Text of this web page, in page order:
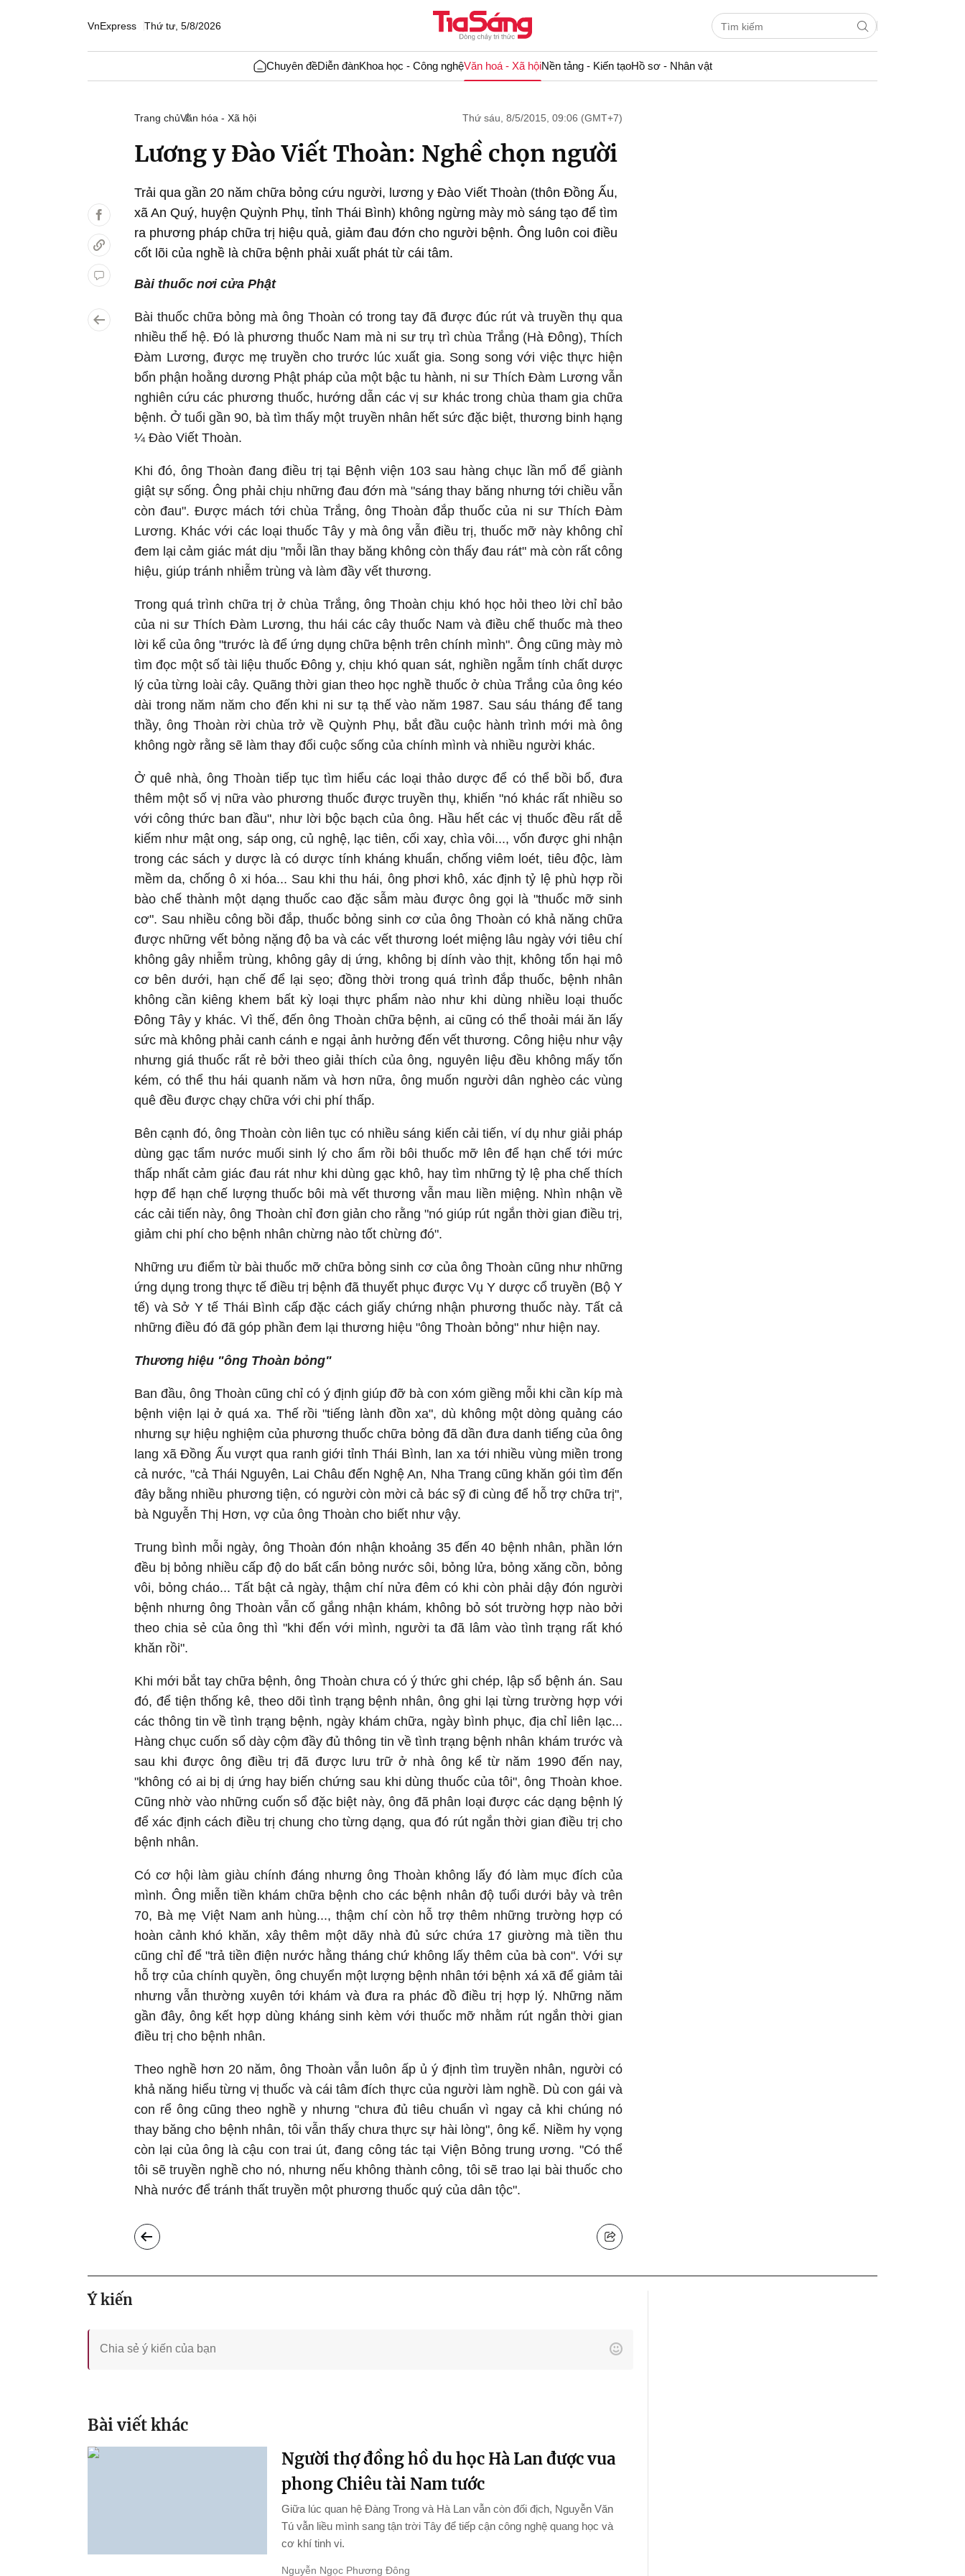
VnExpress Thứ tư, 5/8/2026
Chuyên đềDiễn đànKhoa học - Công nghệVăn hoá - Xã hộiNền tảng - Kiến tạoHồ sơ - Nhân vật
Trang chủVăn hóa - Xã hội Thứ sáu, 8/5/2015, 09:06 (GMT+7)
Lương y Đào Viết Thoàn: Nghề chọn người
Trải qua gần 20 năm chữa bỏng cứu người, lương y Đào Viết Thoàn (thôn Đồng Ấu,
xã An Quý, huyện Quỳnh Phụ, tỉnh Thái Bình) không ngừng mày mò sáng tạo để tìm
ra phương pháp chữa trị hiệu quả, giảm đau đớn cho người bệnh. Ông luôn coi điều
cốt lõi của nghề là chữa bệnh phải xuất phát từ cái tâm.
Bài thuốc nơi cửa Phật
Bài thuốc chữa bỏng mà ông Thoàn có trong tay đã được đúc rút và truyền thụ qua
nhiều thế hệ. Đó là phương thuốc Nam mà ni sư trụ trì chùa Trắng (Hà Đông), Thích
Đàm Lương, được mẹ truyền cho trước lúc xuất gia. Song song với việc thực hiện
bổn phận hoằng dương Phật pháp của một bậc tu hành, ni sư Thích Đàm Lương vẫn
nghiên cứu các phương thuốc, hướng dẫn các vị sư khác trong chùa tham gia chữa
bệnh. Ở tuổi gần 90, bà tìm thấy một truyền nhân hết sức đặc biệt, thương binh hạng
¼ Đào Viết Thoàn.
Khi đó, ông Thoàn đang điều trị tại Bệnh viện 103 sau hàng chục lần mổ để giành
giật sự sống. Ông phải chịu những đau đớn mà "sáng thay băng nhưng tới chiều vẫn
còn đau". Được mách tới chùa Trắng, ông Thoàn đắp thuốc của ni sư Thích Đàm
Lương. Khác với các loại thuốc Tây y mà ông vẫn điều trị, thuốc mỡ này không chỉ
đem lại cảm giác mát dịu "mỗi lần thay băng không còn thấy đau rát" mà còn rất công
hiệu, giúp tránh nhiễm trùng và làm đầy vết thương.
Trong quá trình chữa trị ở chùa Trắng, ông Thoàn chịu khó học hỏi theo lời chỉ bảo
của ni sư Thích Đàm Lương, thu hái các cây thuốc Nam và điều chế thuốc mà theo
lời kể của ông "trước là để ứng dụng chữa bệnh trên chính mình". Ông cũng mày mò
tìm đọc một số tài liệu thuốc Đông y, chịu khó quan sát, nghiền ngẫm tính chất dược
lý của từng loài cây. Quãng thời gian theo học nghề thuốc ở chùa Trắng của ông kéo
dài trong năm năm cho đến khi ni sư tạ thế vào năm 1987. Sau sáu tháng để tang
thầy, ông Thoàn rời chùa trở về Quỳnh Phụ, bắt đầu cuộc hành trình mới mà ông
không ngờ rằng sẽ làm thay đổi cuộc sống của chính mình và nhiều người khác.
Ở quê nhà, ông Thoàn tiếp tục tìm hiểu các loại thảo dược để có thể bồi bổ, đưa
thêm một số vị nữa vào phương thuốc được truyền thụ, khiến "nó khác rất nhiều so
với công thức ban đầu", như lời bộc bạch của ông. Hầu hết các vị thuốc đều rất dễ
kiếm như mật ong, sáp ong, củ nghệ, lạc tiên, cối xay, chìa vôi..., vốn được ghi nhận
trong các sách y dược là có dược tính kháng khuẩn, chống viêm loét, tiêu độc, làm
mềm da, chống ô xi hóa... Sau khi thu hái, ông phơi khô, xác định tỷ lệ phù hợp rồi
bào chế thành một dạng thuốc cao đặc sẫm màu được ông gọi là "thuốc mỡ sinh
cơ". Sau nhiều công bồi đắp, thuốc bỏng sinh cơ của ông Thoàn có khả năng chữa
được những vết bỏng nặng độ ba và các vết thương loét miệng lâu ngày với tiêu chí
không gây nhiễm trùng, không gây dị ứng, không bị dính vào thịt, không tổn hại mô
cơ bên dưới, hạn chế để lại sẹo; đồng thời trong quá trình đắp thuốc, bệnh nhân
không cần kiêng khem bất kỳ loại thực phẩm nào như khi dùng nhiều loại thuốc
Đông Tây y khác. Vì thế, đến ông Thoàn chữa bệnh, ai cũng có thể thoải mái ăn lấy
sức mà không phải canh cánh e ngại ảnh hưởng đến vết thương. Công hiệu như vậy
nhưng giá thuốc rất rẻ bởi theo giải thích của ông, nguyên liệu đều không mấy tốn
kém, có thể thu hái quanh năm và hơn nữa, ông muốn người dân nghèo các vùng
quê đều được chạy chữa với chi phí thấp.
Bên cạnh đó, ông Thoàn còn liên tục có nhiều sáng kiến cải tiến, ví dụ như giải pháp
dùng gạc tẩm nước muối sinh lý cho ẩm rồi bôi thuốc mỡ lên để hạn chế tới mức
thấp nhất cảm giác đau rát như khi dùng gạc khô, hay tìm những tỷ lệ pha chế thích
hợp để hạn chế lượng thuốc bôi mà vết thương vẫn mau liền miệng. Nhìn nhận về
các cải tiến này, ông Thoàn chỉ đơn giản cho rằng "nó giúp rút ngắn thời gian điều trị,
giảm chi phí cho bệnh nhân chừng nào tốt chừng đó".
Những ưu điểm từ bài thuốc mỡ chữa bỏng sinh cơ của ông Thoàn cũng như những
ứng dụng trong thực tế điều trị bệnh đã thuyết phục được Vụ Y dược cổ truyền (Bộ Y
tế) và Sở Y tế Thái Bình cấp đặc cách giấy chứng nhận phương thuốc này. Tất cả
những điều đó đã góp phần đem lại thương hiệu "ông Thoàn bỏng" như hiện nay.
Thương hiệu "ông Thoàn bỏng"
Ban đầu, ông Thoàn cũng chỉ có ý định giúp đỡ bà con xóm giềng mỗi khi cần kíp mà
bệnh viện lại ở quá xa. Thế rồi "tiếng lành đồn xa", dù không một dòng quảng cáo
nhưng sự hiệu nghiệm của phương thuốc chữa bỏng đã dần đưa danh tiếng của ông
lang xã Đồng Ấu vượt qua ranh giới tỉnh Thái Bình, lan xa tới nhiều vùng miền trong
cả nước, "cả Thái Nguyên, Lai Châu đến Nghệ An, Nha Trang cũng khăn gói tìm đến
đây bằng nhiều phương tiện, có người còn mời cả bác sỹ đi cùng để hỗ trợ chữa trị",
bà Nguyễn Thị Hơn, vợ của ông Thoàn cho biết như vậy.
Trung bình mỗi ngày, ông Thoàn đón nhận khoảng 35 đến 40 bệnh nhân, phần lớn
đều bị bỏng nhiều cấp độ do bất cẩn bỏng nước sôi, bỏng lửa, bỏng xăng cồn, bỏng
vôi, bỏng cháo... Tất bật cả ngày, thậm chí nửa đêm có khi còn phải dậy đón người
bệnh nhưng ông Thoàn vẫn cố gắng nhận khám, không bỏ sót trường hợp nào bởi
theo chia sẻ của ông thì "khi đến với mình, người ta đã lâm vào tình trạng rất khó
khăn rồi".
Khi mới bắt tay chữa bệnh, ông Thoàn chưa có ý thức ghi chép, lập sổ bệnh án. Sau
đó, để tiện thống kê, theo dõi tình trạng bệnh nhân, ông ghi lại từng trường hợp với
các thông tin về tình trạng bệnh, ngày khám chữa, ngày bình phục, địa chỉ liên lạc...
Hàng chục cuốn sổ dày cộm đầy đủ thông tin về tình trạng bệnh nhân khám trước và
sau khi được ông điều trị đã được lưu trữ ở nhà ông kể từ năm 1990 đến nay,
"không có ai bị dị ứng hay biến chứng sau khi dùng thuốc của tôi", ông Thoàn khoe.
Cũng nhờ vào những cuốn sổ đặc biệt này, ông đã phân loại được các dạng bệnh lý
để xác định cách điều trị chung cho từng dạng, qua đó rút ngắn thời gian điều trị cho
bệnh nhân.
Có cơ hội làm giàu chính đáng nhưng ông Thoàn không lấy đó làm mục đích của
mình. Ông miễn tiền khám chữa bệnh cho các bệnh nhân độ tuổi dưới bảy và trên
70, Bà mẹ Việt Nam anh hùng..., thậm chí còn hỗ trợ thêm những trường hợp có
hoàn cảnh khó khăn, xây thêm một dãy nhà đủ sức chứa 17 giường mà tiền thu
cũng chỉ để "trả tiền điện nước hằng tháng chứ không lấy thêm của bà con". Với sự
hỗ trợ của chính quyền, ông chuyển một lượng bệnh nhân tới bệnh xá xã để giảm tải
nhưng vẫn thường xuyên tới khám và đưa ra phác đồ điều trị hợp lý. Những năm
gần đây, ông kết hợp dùng kháng sinh kèm với thuốc mỡ nhằm rút ngắn thời gian
điều trị cho bệnh nhân.
Theo nghề hơn 20 năm, ông Thoàn vẫn luôn ấp ủ ý định tìm truyền nhân, người có
khả năng hiểu từng vị thuốc và cái tâm đích thực của người làm nghề. Dù con gái và
con rể ông cũng theo nghề y nhưng "chưa đủ tiêu chuẩn vì ngay cả khi chúng nó
thay băng cho bệnh nhân, tôi vẫn thấy chưa thực sự hài lòng", ông kể. Niềm hy vọng
còn lại của ông là cậu con trai út, đang công tác tại Viện Bỏng trung ương. "Có thể
tôi sẽ truyền nghề cho nó, nhưng nếu không thành công, tôi sẽ trao lại bài thuốc cho
Nhà nước để tránh thất truyền một phương thuốc quý của dân tộc".
Ý kiến
Bài viết khác
Người thợ đồng hồ du học Hà Lan được vua
phong Chiêu tài Nam tước
Giữa lúc quan hệ Đàng Trong và Hà Lan vẫn còn đối địch, Nguyễn Văn
Tú vẫn liều mình sang tận trời Tây để tiếp cận công nghệ quang học và
cơ khí tinh vi.
Nguyễn Ngọc Phương Đông